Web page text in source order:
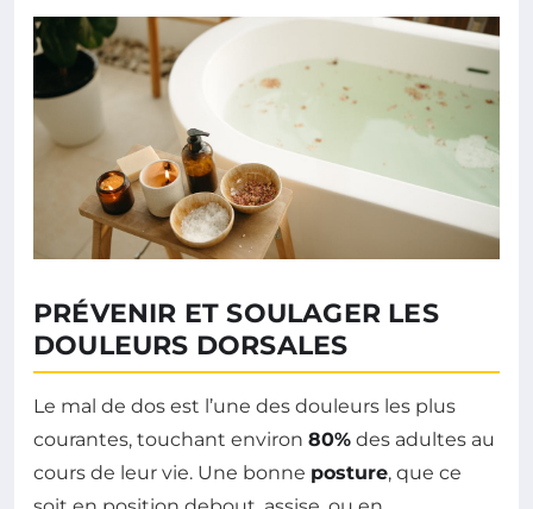
PRÉVENIR ET SOULAGER LES
DOULEURS DORSALES
Le mal de dos est l’une des douleurs les plus
courantes, touchant environ 80% des adultes au
cours de leur vie. Une bonne posture, que ce